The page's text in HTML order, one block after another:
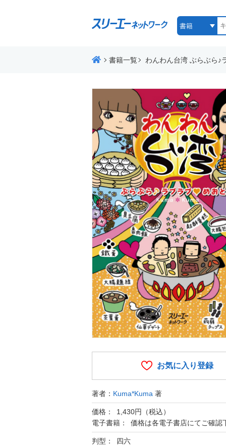
書籍一覧 わんわん台湾 ぶらぶら♪
お気に入り登録
著者： Kuma*Kuma 著
価格： 1,430円（税込）
電子書籍： 価格は各電子書店にてご確認
判型： 四六